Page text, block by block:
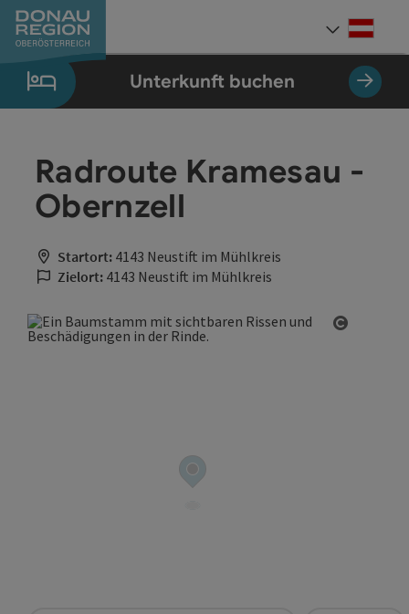
Zum Inhalt
Zur Navigation
Zum Seitenanfang
Zur Kontaktseite
Zum Impressum
Zur Startseite
Unterkunft buchen
Radroute Kramesau -
Obernzell
Startort: 4143 Neustift im Mühlkreis
Zielort: 4143 Neustift im Mühlkreis